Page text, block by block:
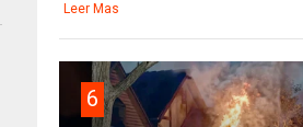
Leer Mas
6